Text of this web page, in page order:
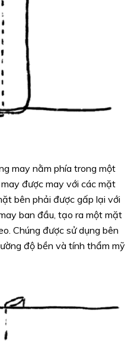
may nằm phía trong một
được may với các mặt
bên phải được gấp lại với
ban đầu, tạo ra một mặt
Chúng được sử dụng bên
độ bền và tính thẩm mỹ